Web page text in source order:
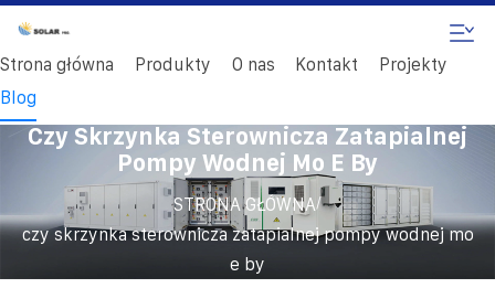
Strona główna Produkty O nas Kontakt
Projekty
Blog
Czy Skrzynka Sterownicza Zatapialnej
Pompy Wodnej Mo E By
STRONA GŁÓWNA/
czy skrzynka sterownicza zatapialnej pompy wodnej mo
e by